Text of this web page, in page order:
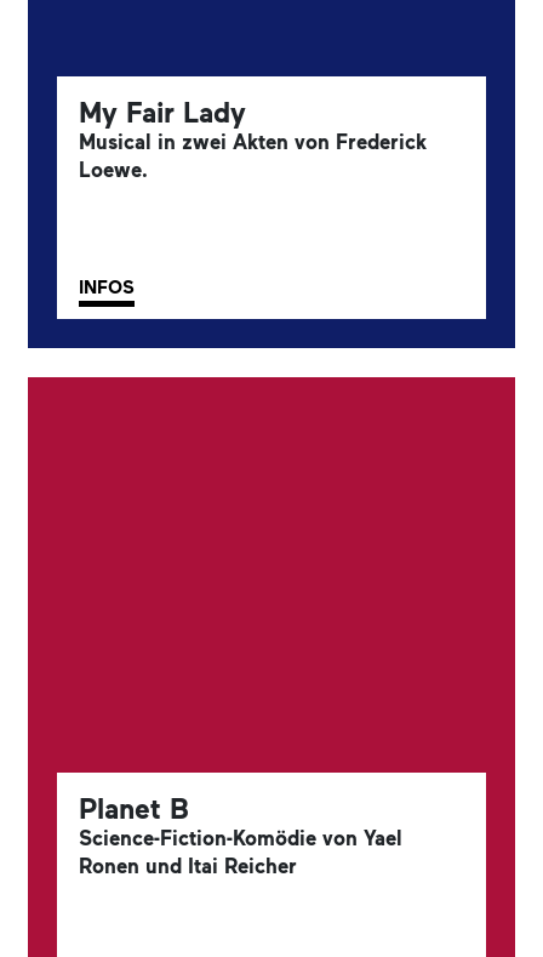
My Fair Lady
Musical in zwei Akten von Frederick
Loewe.
INFOS
Planet B
Science-Fiction-Komödie von Yael
Ronen und Itai Reicher